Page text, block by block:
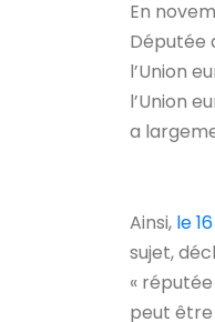
En
Députée
l’Union
l’Union
a
Ainsi, le
sujet,
«
peut